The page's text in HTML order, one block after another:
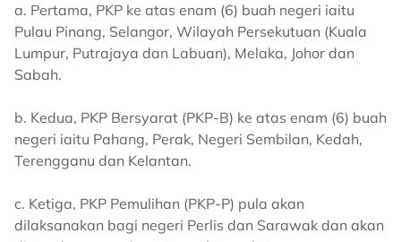
a. Pertama, PKP ke atas enam (6) buah negeri iaitu
Pulau Pinang, Selangor, Wilayah Persekutuan (Kuala
Lumpur, Putrajaya dan Labuan), Melaka, Johor dan
Sabah.
b. Kedua, PKP Bersyarat (PKP-B) ke atas enam (6) buah
negeri iaitu Pahang, Perak, Negeri Sembilan, Kedah,
Terengganu dan Kelantan.
c. Ketiga, PKP Pemulihan (PKP-P) pula akan
dilaksanakan bagi negeri Perlis dan Sarawak dan akan